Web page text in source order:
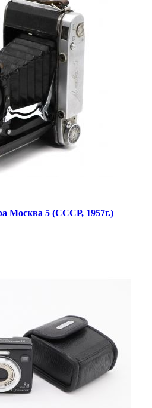
Москва 5 (СССР, 1957г.)